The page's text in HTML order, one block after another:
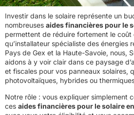
Investir dans le solaire représente un
nombreuses aides financières pour le
permettent de réduire fortement le
qu’installateur spécialiste des énergies
Pays de Gex et la Haute-Savoie, nous,
aidons à y voir clair dans ce paysage
et fiscales pour vos panneaux solaires,
photovoltaïques, hybrides ou
Notre rôle : vous expliquer simplement
ces aides financières pour le solaire